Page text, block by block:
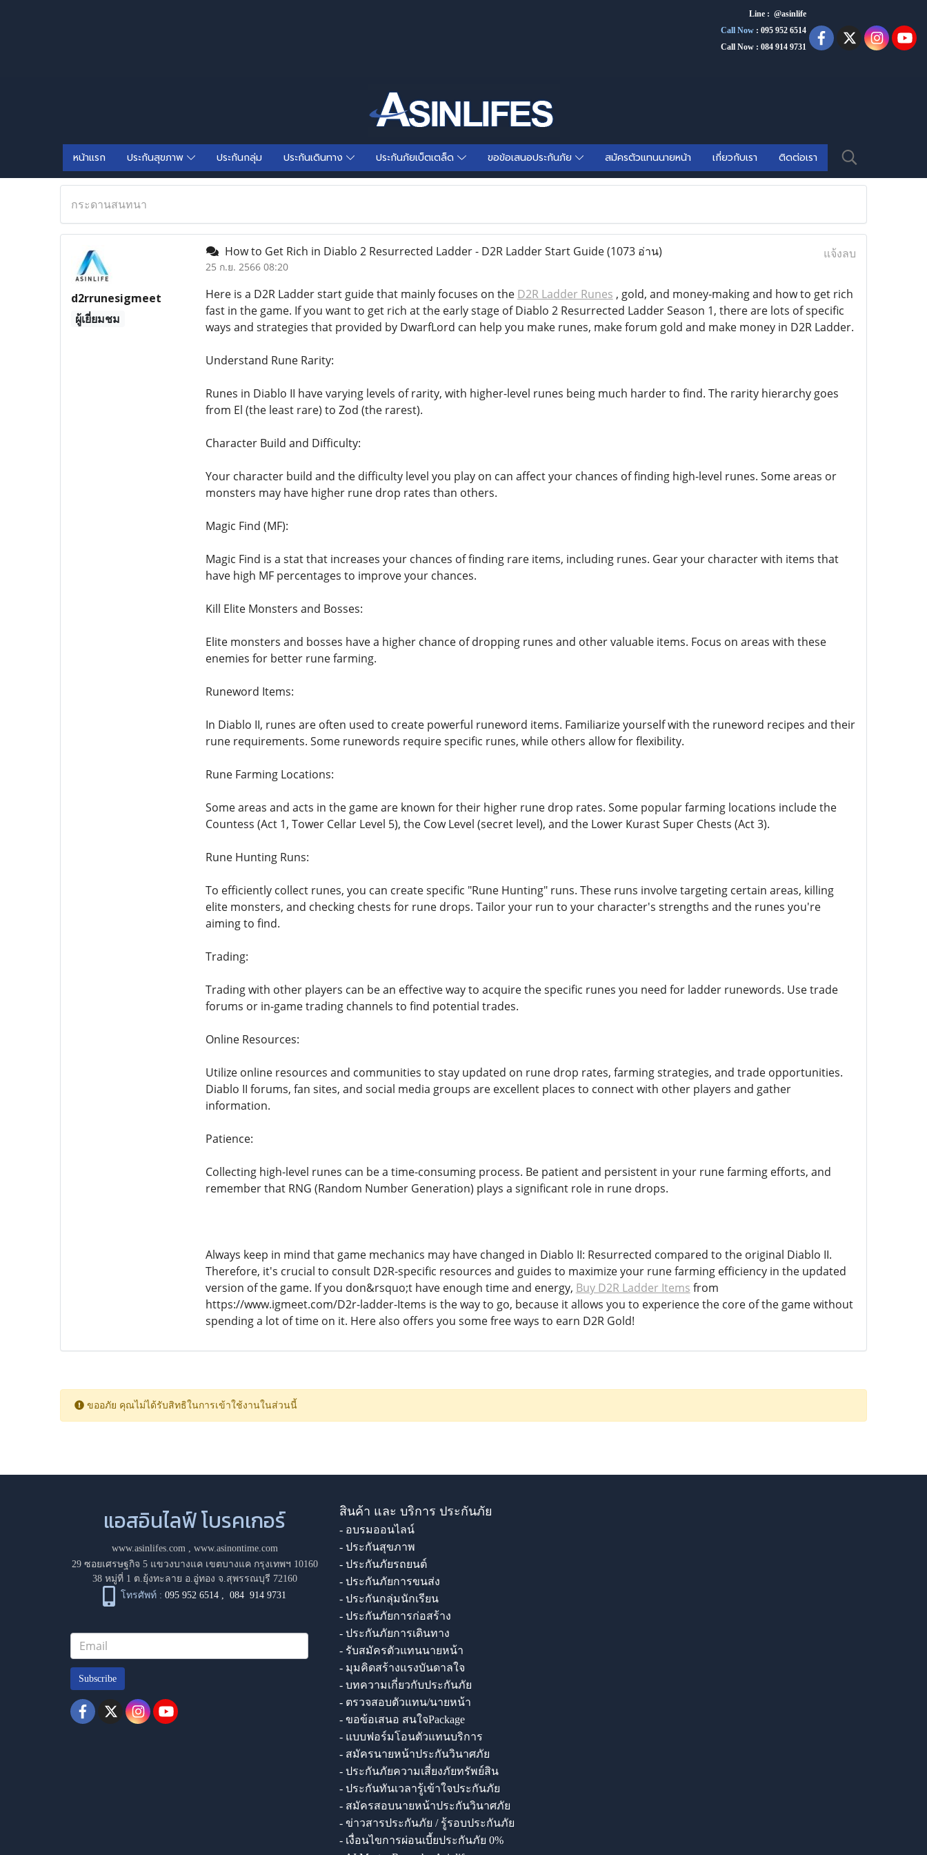
Line : @asinlife
Call Now : 095 952 6514
Call Now : 084 914 9731
หน้าแรก ประกันสุขภาพ ประกันกลุ่ม ประกันเดินทาง ประกันภัยเบ็ตเตล็ด ขอข้อเสนอประกันภัย สมัครตัวแทนนายหน้า เกี่ยวกับเรา ติดต่อเรา
กระดานสนทนา
d2rrunesigmeet
ผู้เยี่ยมชม
How to Get Rich in Diablo 2 Resurrected Ladder - D2R Ladder Start Guide(1073 อ่าน)
25 ก.ย. 2566 08:20
แจ้งลบ
Here is a D2R Ladder start guide that mainly focuses on the D2R Ladder Runes , gold, and money-making and how to get rich
fast in the game. If you want to get rich at the early stage of Diablo 2 Resurrected Ladder Season 1, there are lots of specific
ways and strategies that provided by DwarfLord can help you make runes, make forum gold and make money in D2R Ladder.
Understand Rune Rarity:
Runes in Diablo II have varying levels of rarity, with higher-level runes being much harder to find. The rarity hierarchy goes
from El (the least rare) to Zod (the rarest).
Character Build and Difficulty:
Your character build and the difficulty level you play on can affect your chances of finding high-level runes. Some areas or
monsters may have higher rune drop rates than others.
Magic Find (MF):
Magic Find is a stat that increases your chances of finding rare items, including runes. Gear your character with items that
have high MF percentages to improve your chances.
Kill Elite Monsters and Bosses:
Elite monsters and bosses have a higher chance of dropping runes and other valuable items. Focus on areas with these
enemies for better rune farming.
Runeword Items:
In Diablo II, runes are often used to create powerful runeword items. Familiarize yourself with the runeword recipes and their
rune requirements. Some runewords require specific runes, while others allow for flexibility.
Rune Farming Locations:
Some areas and acts in the game are known for their higher rune drop rates. Some popular farming locations include the
Countess (Act 1, Tower Cellar Level 5), the Cow Level (secret level), and the Lower Kurast Super Chests (Act 3).
Rune Hunting Runs:
To efficiently collect runes, you can create specific "Rune Hunting" runs. These runs involve targeting certain areas, killing
elite monsters, and checking chests for rune drops. Tailor your run to your character's strengths and the runes you're
aiming to find.
Trading:
Trading with other players can be an effective way to acquire the specific runes you need for ladder runewords. Use trade
forums or in-game trading channels to find potential trades.
Online Resources:
Utilize online resources and communities to stay updated on rune drop rates, farming strategies, and trade opportunities.
Diablo II forums, fan sites, and social media groups are excellent places to connect with other players and gather
information.
Patience:
Collecting high-level runes can be a time-consuming process. Be patient and persistent in your rune farming efforts, and
remember that RNG (Random Number Generation) plays a significant role in rune drops.
Always keep in mind that game mechanics may have changed in Diablo II: Resurrected compared to the original Diablo II.
Therefore, it's crucial to consult D2R-specific resources and guides to maximize your rune farming efficiency in the updated
version of the game. If you don&rsquo;t have enough time and energy, Buy D2R Ladder Items from
https://www.igmeet.com/D2r-ladder-Items is the way to go, because it allows you to experience the core of the game without
spending a lot of time on it. Here also offers you some free ways to earn D2R Gold!
ขออภัย คุณไม่ได้รับสิทธิในการเข้าใช้งานในส่วนนี้
แอสอินไลฟ์ โบรคเกอร์
www.asinlifes.com, www.asinontime.com
29 ซอยเศรษฐกิจ 5 แขวงบางแค เขตบางแค กรุงเทพฯ 10160
38 หมู่ที่ 1 ต.ยุ้งทะลาย อ.อู่ทอง จ.สุพรรณบุรี 72160
โทรศัพท์ : 095 952 6514 ,084 914 9731
Subscribe
สินค้า และ บริการ ประกันภัย
- อบรมออนไลน์
- ประกันสุขภาพ
- ประกันภัยรถยนต์
- ประกันภัยการขนส่ง
- ประกันกลุ่มนักเรียน
- ประกันภัยการก่อสร้าง
- ประกันภัยการเดินทาง
- รับสมัครตัวแทนนายหน้า
- มุมคิดสร้างแรงบันดาลใจ
- บทความเกี่ยวกับประกันภัย
- ตรวจสอบตัวแทน/นายหน้า
- ขอข้อเสนอ สนใจPackage
- แบบฟอร์มโอนตัวแทนบริการ
- สมัครนายหน้าประกันวินาศภัย
- ประกันภัยความเสี่ยงภัยทรัพย์สิน
- ประกันทันเวลารู้เข้าใจประกันภัย
- สมัครสอบนายหน้าประกันวินาศภัย
- ข่าวสารประกันภัย / รู้รอบประกันภัย
- เงื่อนไขการผ่อนเบี้ยประกันภัย 0%